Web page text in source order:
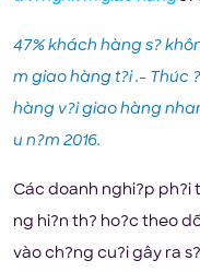
47% khách hàng s?
m giao hàng t?i .- Thúc
hàng v?i giao hàng
u n?m 2016.
Các doanh nghi?p ph?i
ng hi?n th? ho?c theo
vào ch?ng cu?i gây ra